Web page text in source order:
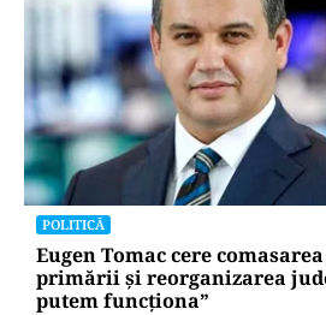
POLITICĂ
Eugen Tomac cere
primării și reorganizarea
putem funcționa”